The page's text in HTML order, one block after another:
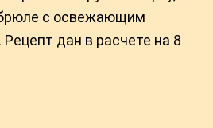
с освежающим
дан в расчете на 8